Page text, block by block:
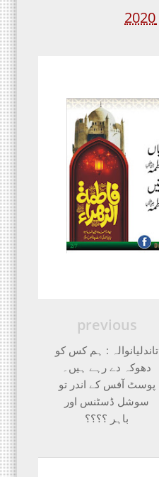
previous
تاندلیانوالہ : ہم کس کو
دھوکہ دے رہے ہیں۔
پوسٹ آفس کے اندر تو
سوشل ڈسٹنس اور
باہر ؟؟؟؟